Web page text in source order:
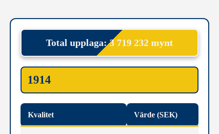
Total upplaga: 3 719 232 mynt
1914
Kvalitet Värde (SEK)